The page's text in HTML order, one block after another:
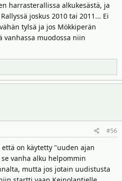
harrasterallissa alkukesästä, ja
joskus 2010 tai 2011... Ei
tylsä ja jos Mökkiperän
vanhassa muodossa niin
#56
on käytetty "uuden ajan
vanha alku helpommin
mutta jos jotain uudistusta